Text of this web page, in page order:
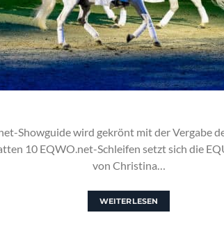
Showguide wird gekrönt mit der Vergabe
10 EQWO.net-Schleifen setzt sich die
von Christina…
WEITERLESEN